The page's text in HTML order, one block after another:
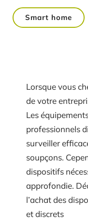
Smart home
Lorsque vous
de votre
Les
professionnels
surveiller
soupçons.
dispositifs
approfondie.
l’achat des
et discrets